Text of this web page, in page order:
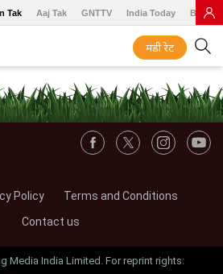
Tak Aaj Tak GNTTV India Today BT
मंडी रेट
Policy
Terms and Conditions
Contact us
Media India Limited. For reprint rights: